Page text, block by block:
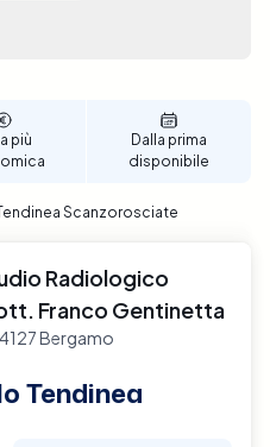
più
Dalla prima
disponibile
Scanzorosciate
Radiologico
Franco Gentinetta
Bergamo
Tendinea